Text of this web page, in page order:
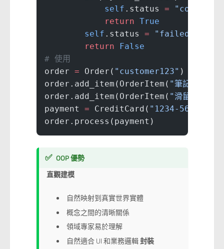
            self
.status =
            return
True
        self
.status = "failed"
        return
False
# 使用
order = Order( "customer123" )
order.add_item(OrderItem( "筆記型電腦"
order.add_item(OrderItem( "滑鼠"
payment = CreditCard( "1234-5678-
order.process(payment)
✅ OOP 優勢
直觀建模
自然映射到真實世界實體
概念之間的清晰關係
領域專家易於理解
自然適合 UI 和業務邏輯封裝